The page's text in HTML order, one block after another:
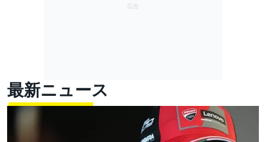
最新ニュース